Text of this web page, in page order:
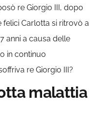
re Giorgio III, dopo
felici Carlotta si ritrovò a
anni a causa delle
in continuo
re Giorgio III?
malattia